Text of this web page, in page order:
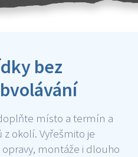
bez
místo a termín a
okolí. Vyřešmito je
montáže i dlouho